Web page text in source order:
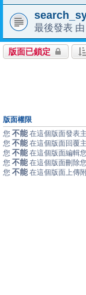
最後發表 由
版面已鎖定
版面權限
您 不能 在這個版面發表
您 不能 在這個版面回覆
您 不能 在這個版面編輯
您 不能 在這個版面刪除
您 不能 在這個版面上傳